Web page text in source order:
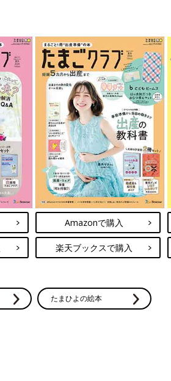
Amazonで購入
楽天ブックスで購入
たまひよの絵本